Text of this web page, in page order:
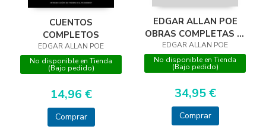
CUENTOS
COMPLETOS
EDGAR ALLAN POE
No disponible en Tienda
(Bajo pedido)
14,96 €
Comprar
EDGAR ALLAN POE
OBRAS COMPLETAS (4
TOMOS)
EDGAR ALLAN POE
No disponible en Tienda
(Bajo pedido)
34,95 €
Comprar